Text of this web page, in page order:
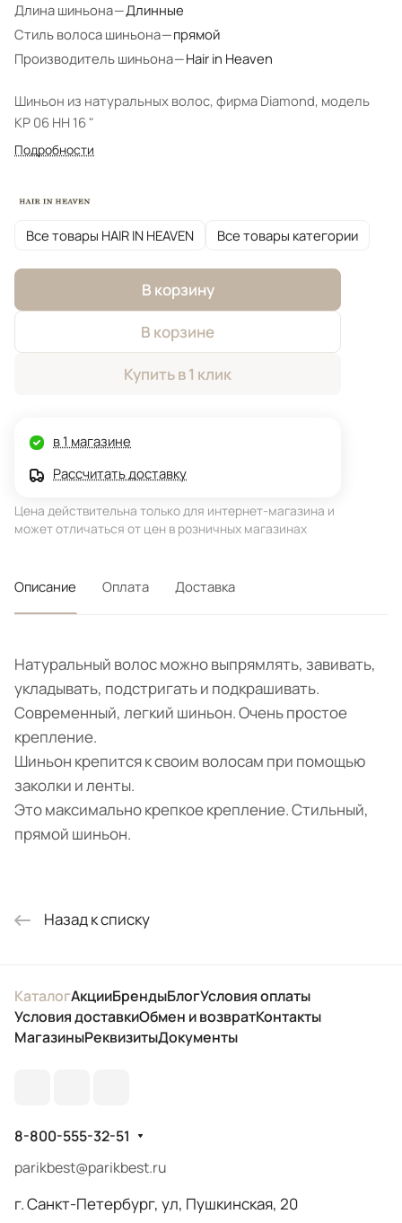
Длина шиньона—Длинные
Стиль волоса шиньона—прямой
Производитель шиньона—Hair in Heaven
Шиньон из натуральных волос, фирма Diamond, модель
KP 06 HH 16 "
Подробности
Все товары HAIR IN HEAVEN Все товары категории
В корзину
В корзине
Купить в 1 клик
в 1 магазине
Рассчитать доставку
Цена действительна только для интернет-магазина и
может отличаться от цен в розничных магазинах
Описание Оплата Доставка
Натуральный волос можно выпрямлять, завивать,
укладывать, подстригать и подкрашивать.
Современный, легкий шиньон. Очень простое
крепление.
Шиньон крепится к своим волосам при помощью
заколки и ленты.
Это максимально крепкое крепление. Стильный,
прямой шиньон.
Назад к списку
КаталогАкцииБрендыБлогУсловия оплаты
Условия доставкиОбмен и возвратКонтакты
МагазиныРеквизитыДокументы
8-800-555-32-51
parikbest@parikbest.ru
г. Санкт-Петербург, ул, Пушкинская, 20